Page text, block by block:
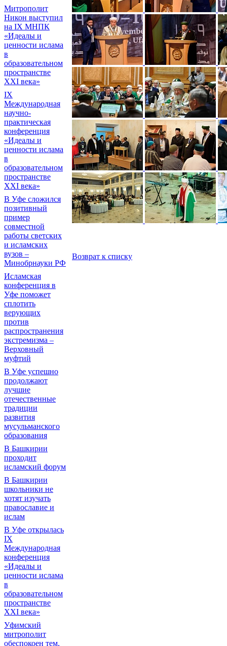
Митрополит
Никон выступил
на IX МНПК
«Идеалы и
ценности ислама
в
образовательном
пространстве
XXI века»
IX
Международная
научно-
практическая
конференция
«Идеалы и
ценности ислама
в
образовательном
пространстве
XXI века»
В Уфе сложился
позитивный
пример
совместной
работы светских
и исламских
вузов –
Минобрнауки РФ
Исламская
конференция в
Уфе поможет
сплотить
верующих
против
распространения
экстремизма –
Верховный
муфтий
В Уфе успешно
продолжают
лучшие
отечественные
традиции
развития
мусульманского
образования
В Башкирии
проходит
исламский форум
В Башкирии
школьники не
хотят изучать
православие и
ислам
В Уфе открылась
IX
Международная
конференция
«Идеалы и
ценности ислама
в
образовательном
пространстве
XXI века»
Уфимский
митрополит
обеспокоен тем,
Возврат к списку